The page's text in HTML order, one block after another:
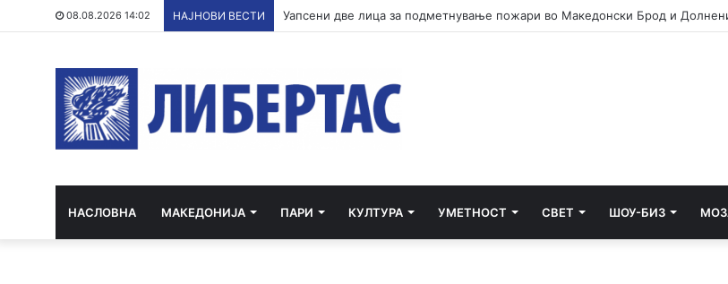
08.08.2026 14:02 НАЈНОВИ ВЕСТИ ВМРО-ДПМНЕ: СДСМ сам си призна дека насилници учествувале во
НАСЛОВНА МАКЕДОНИЈА ПАРИ КУЛТУРА УМЕТНОСТ СВЕТ ШОУ-БИЗ